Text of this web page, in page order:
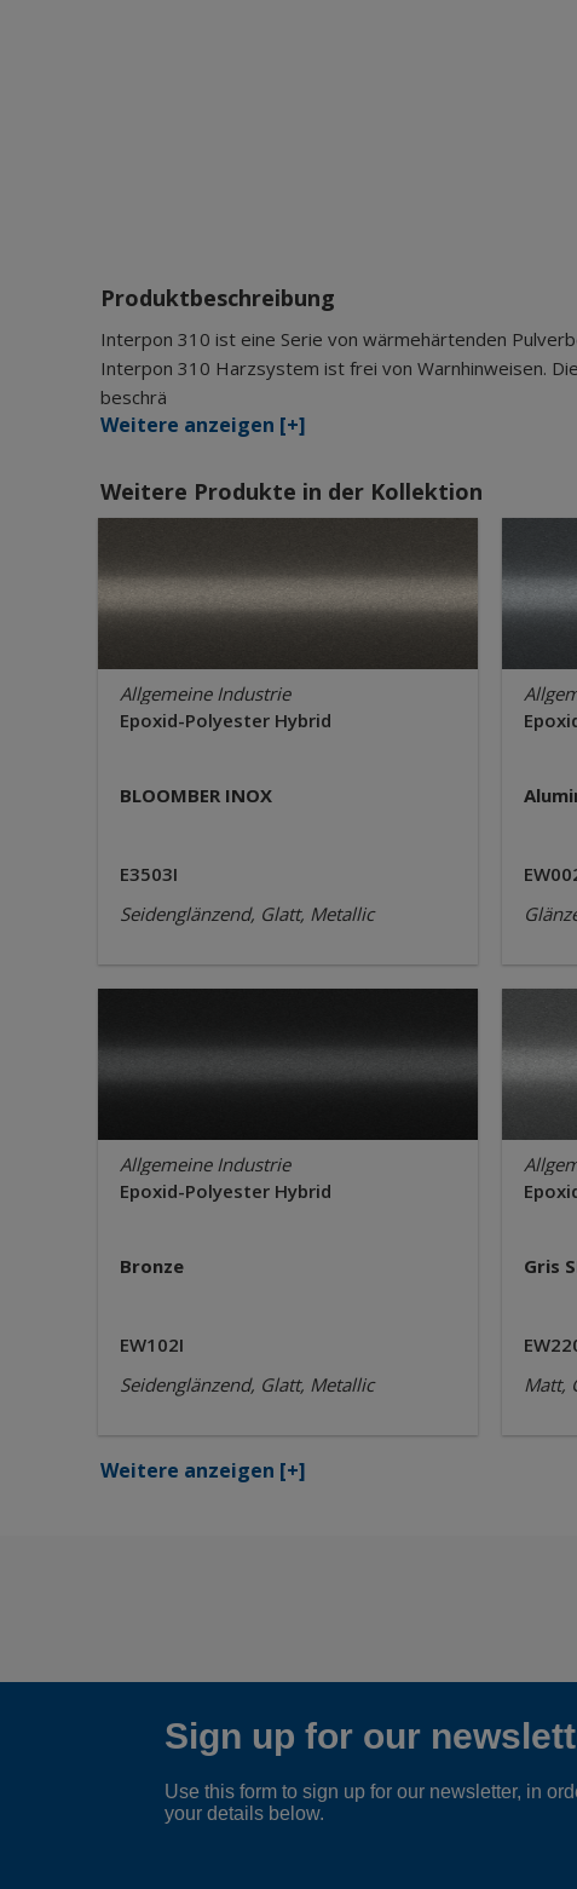
Produktbeschreibung
Interpon 310 ist eine Serie von wärmehärtenden
Interpon 310 Harzsystem ist frei von Warnhinweisen.
beschrä
Weitere anzeigen [+]
Weitere Produkte in der Kollektion
Allgemeine Industrie
Epoxid-Polyester Hybrid
BLOOMBER INOX
E3503I
Seidenglänzend, Glatt, Metallic
Allgemeine Industrie
Epoxid-Polyester Hybrid
Bronze
EW102I
Seidenglänzend, Glatt, Metallic
Gris
Matt,
Weitere anzeigen [+]